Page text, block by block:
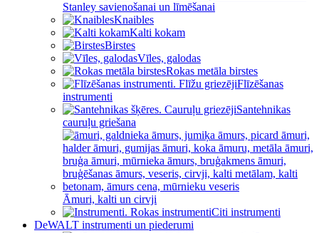
Stanley savienošanai un līmēšanai
Knaibles
Kalti kokam
Birstes
Vīles, galodas
Rokas metāla birstes
Flīzēšanas
instrumenti
Santehnikas
cauruļu griešana
Āmuri, kalti un cirvji
Citi instrumenti
DeWALT instrumenti un piederumi